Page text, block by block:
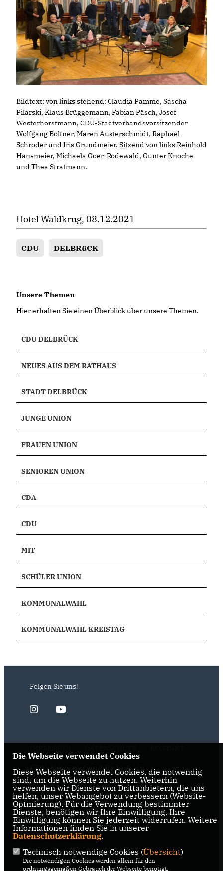
Bildtext: von links stehend: Claudia Pamme, Sascha
Pilarski, Klaus Brüggemann, Fabian Päsch, Josef
Westerhorstmann, CDU-Stadtverbandsvorsitzender
Wolfgang Böltner, Maren Austerschmidt, Raphael
Schröder und Iris Grundmeier. Sitzend von links Reinhold
Hansmeier, Michaela Goer-Rodewald, Günter Knoche
und Thea Stratmann.
Hotel Waldkrug, 08.12.2021
CDU DELBRüCK
Unsere Themen
Hier erhalten Sie einen Überblick über unsere Themen.
CDU DELBRÜCK
NEUES AUS DEM RATHAUS
STADT DELBRÜCK
JUNGE UNION
FRAUEN UNION
SENIOREN UNION
CDA
CDU
MIT
SCHÜLER UNION
KOMMUNALWAHL
KOMMUNALWAHL KREISTAG
Folgen Sie uns!
CDU-Kreisverband Paderborn
CDU-NRW
Bernhard Hoppe-Biermeyer MdL
CDU Deutschlands
Carsten Linnemann MdB
Die Webseite verwendet Cookies
Diese Webseite verwendet Cookies, die notwendig
sind, um die Webseite zu nutzen. Weiterhin
verwenden wir Dienste von Drittanbietern, die uns
helfen, unser Webangebot zu verbessern (Website-
Optmierung). Für die Verwendung bestimmter
Dienste, benötigen wir Ihre Einwilligung. Ihre
Einwilligung können Sie jederzeit widerrufen. Weitere
Informationen finden Sie in unserer
Datenschutzerklärung.
Technisch notwendige Cookies (Übersicht)
Die notwendigen Cookies werden allein für den
ordnungsgemäßen Gebrauch der Webseite benötigt.